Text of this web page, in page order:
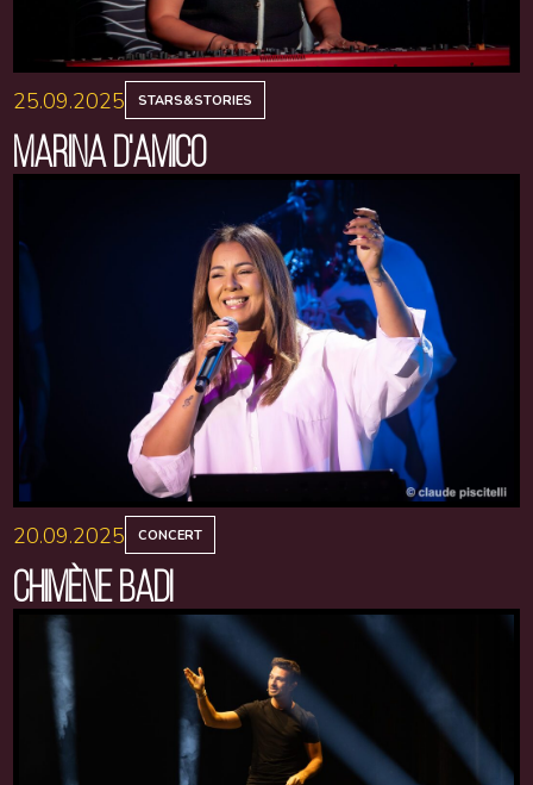
25.09.2025 STARS&STORIES
MARINA D'AMICO
20.09.2025 CONCERT
CHIMÈNE BADI